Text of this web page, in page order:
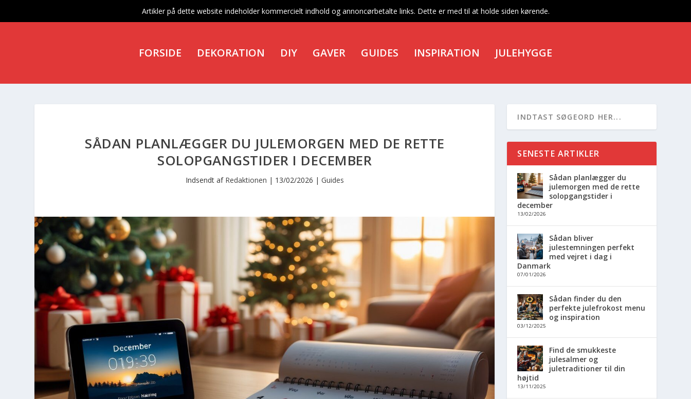
Artikler på dette website indeholder kommercielt indhold og annoncørbetalte links. Dette er med til at holde siden kørende.
FORSIDE DEKORATION DIY GAVER GUIDES INSPIRATION JULEHYGGE
SÅDAN PLANLÆGGER DU JULEMORGEN MED DE RETTE
SOLOPGANGSTIDER I DECEMBER
Indsendt af Redaktionen | 13/02/2026 | Guides
SENESTE ARTIKLER
Sådan planlægger du
julemorgen med de rette
solopgangstider i
december
13/02/2026
Sådan bliver
julestemningen perfekt
med vejret i dag i
Danmark
07/01/2026
Sådan finder du den
perfekte julefrokost menu
og inspiration
03/12/2025
Find de smukkeste
julesalmer og
juletraditioner til din
højtid
13/11/2025